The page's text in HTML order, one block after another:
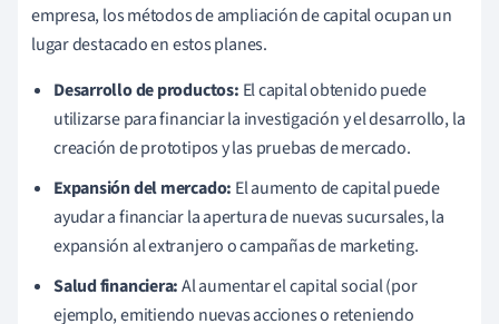
empresa, los métodos de ampliación de capital ocupan un
lugar destacado en estos planes.
Desarrollo de productos: El capital obtenido puede
utilizarse para financiar la investigación y el desarrollo, la
creación de prototipos y las pruebas de mercado.
Expansión del mercado: El aumento de capital puede
ayudar a financiar la apertura de nuevas sucursales, la
expansión al extranjero o campañas de marketing.
Salud financiera:Al aumentar el capital social (por
ejemplo, emitiendo nuevas acciones o reteniendo